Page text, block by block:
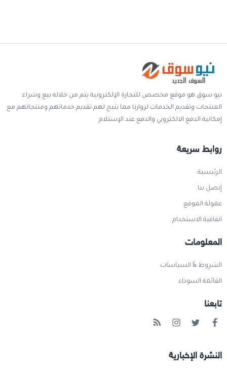
نيو سوق هو موقع مخصص للتجارة الإلكترونية يتم من خلاله بيع وشراء
المنتجات وتقديم الخدمات لزوارنا مما يتيح لهم تقديم خدماتهم ومنتجاتهم مع
إمكانية الدفع الالكتروني والدفع عند الإستلام
روابط سريعة
الرئيسية
إتصل بنا
عمولة الموقع
اتفاقية الاستخدام
المعلومات
الشروط & السياسات
القائمة السوداء
تابعنا
النشرة الإخبارية